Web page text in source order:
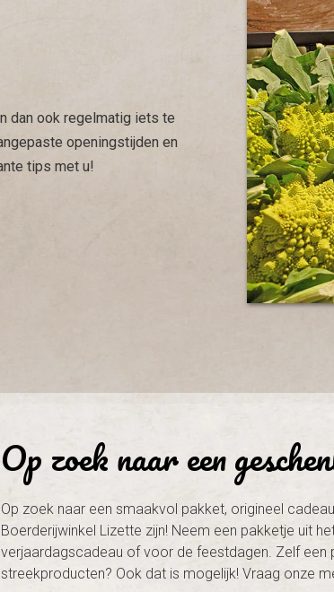
dan ook regelmatig iets te
openingstijden en
tips met u!
Op zoek naar een
Op zoek naar een smaakvol pakket, origineel
Boerderijwinkel Lizette zijn! Neem een pakketje uit
verjaardagscadeau of voor de feestdagen. Zelf een
streekproducten? Ook dat is mogelijk! Vraag onze